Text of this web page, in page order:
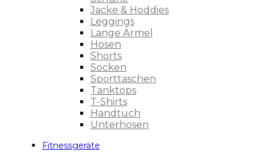
Jacke & Hoddies
Leggings
Lange Ärmel
Hosen
Shorts
Socken
Sporttaschen
Tanktops
T-Shirts
Handtuch
Unterhosen
Fitnessgeräte